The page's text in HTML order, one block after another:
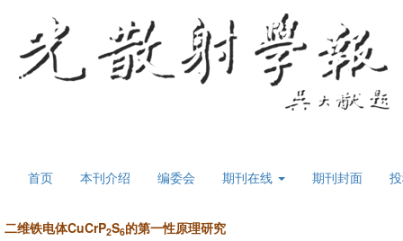
首页 本刊介绍 编委会 期刊在线 期刊封面
二维铁电体CuCrP2S6的第一性原理研究